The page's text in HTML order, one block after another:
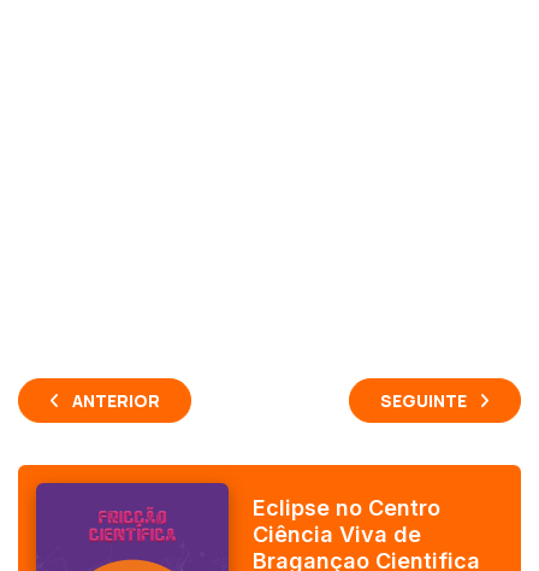
ANTERIOR SEGUINTE
Eclipse no Centro
Ciência Viva de
Bragançao Cientifica